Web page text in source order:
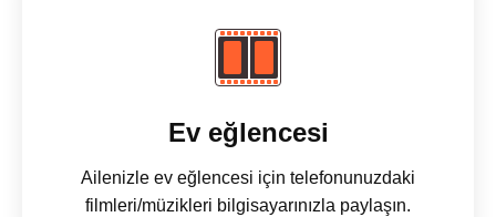
Ev eğlencesi
Ailenizle ev eğlencesi için telefonunuzdaki
filmleri/müzikleri bilgisayarınızla paylaşın.